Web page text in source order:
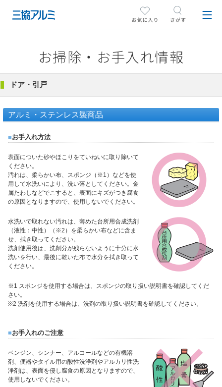
お掃除・お手入れ情報
ドア・引戸
アルミ・ステンレス製商品
■お手入れ方法
表面についた砂やほこりをていねいに取り除いて
ください。
汚れは、柔らかい布、スポンジ（※1）などを使
用して水洗いにより、洗い落としてください。金
属たわしなどでこすると、表面にキズがつき腐食
の原因となりますので、使用しないでください。
水洗いで取れない汚れは、薄めた台所用合成洗剤
（液性：中性）（※2）を柔らかい布などに含ま
せ、拭き取ってください。
洗剤使用後は、洗剤分が残らないように十分に水
洗いを行い、最後に乾いた布で水分を拭き取って
ください。
※1 スポンジを使用する場合は、スポンジの取り扱い説明書を確認してくだ
さい。
※2 洗剤を使用する場合は、洗剤の取り扱い説明書を確認してください。
■お手入れのご注意
ベンジン、シンナー、アルコールなどの有機溶
剤、便器やタイル用の酸性洗浄剤やアルカリ性洗
浄剤は、表面を侵し腐食の原因となりますので、
使用しないでください。